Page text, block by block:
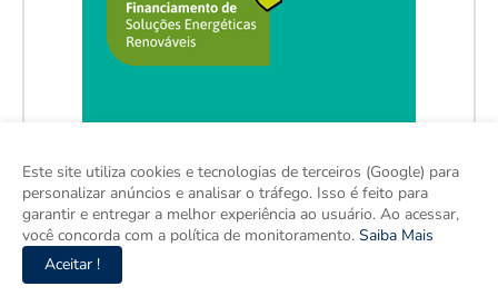
Este site utiliza cookies e tecnologias de terceiros (Google) para
personalizar anúncios e analisar o tráfego. Isso é feito para
garantir e entregar a melhor experiência ao usuário. Ao acessar,
você concorda com a política de monitoramento. Saiba Mais
Aceitar !